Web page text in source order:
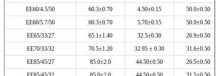
EE60/4.5/50
60.3±0.70 4.50±0.15
50.0±0.50
EE60/5.7/50
60.3±0.70 5.70±0.15
50.0±0.50
EE65/33/27
65.1±1.40 32.5±0.30
26.9±0.50
EE70/33/32
70.5±1.20 32.95 ± 0.30
31.6±0.50
EE85/45/27
85.0±2.0 44.50±0.50
26.5±0.50